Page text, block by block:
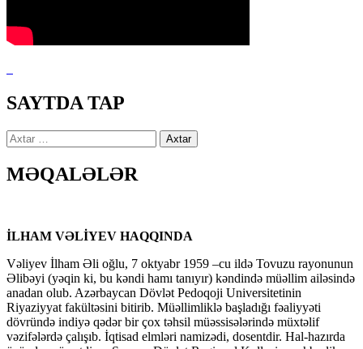
SAYTDA TAP
Axtarış:
MƏQALƏLƏR
İLHAM VƏLİYEV HAQQINDA
Vəliyev İlham Əli oğlu, 7 oktyabr 1959 –cu ildə Tovuzu rayonunun
Əlibəyi (yəqin ki, bu kəndi hamı tanıyır) kəndində müəllim ailəsində
anadan olub. Azərbaycan Dövlət Pedoqoji Universitetinin
Riyaziyyat fakültəsini bitirib. Müəllimliklə başladığı fəaliyyəti
dövründə indiyə qədər bir çox təhsil müəssisələrində müxtəlif
vəzifələrdə çalışıb. İqtisad elmləri namizədi, dosentdir. Hal-hazırda